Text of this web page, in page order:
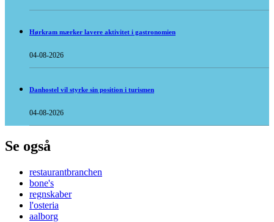
Hørkram mærker lavere aktivitet i gastronomien
04-08-2026
Danhostel vil styrke sin position i turismen
04-08-2026
Se også
restaurantbranchen
bone's
regnskaber
l'osteria
aalborg